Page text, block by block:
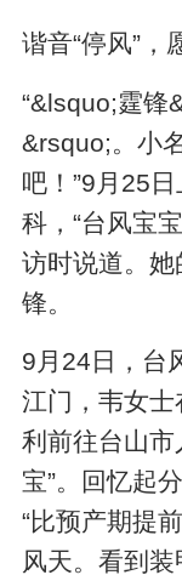
谐音“停风”，
“&lsquo;霆锋
&rsquo;。小
吧！”9月25
科，“台风宝
访时说道。
锋。
9月24日，台
江门，韦女
利前往台山市
宝”。回忆起
“比预产期提
风天。看到